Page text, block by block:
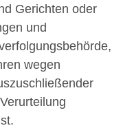
Gerichten oder
und
wegen